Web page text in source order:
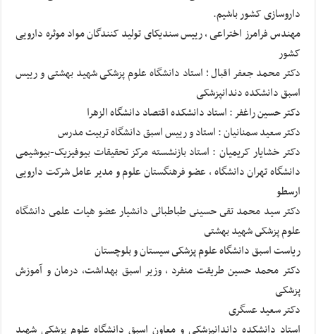
داروسازی کشور باشیم.
مهندس فرامرز اختراعی ، رییس سندیکای تولید کنندگان مواد موثره دارویی
کشور
دکتر محمد جعفر اقبال ؛ استاد دانشگاه علوم پزشکی شهید بهشتی و رییس
اسبق دانشکده دندانپزشکی
دکتر حسین راغفر : استاد دانشکده اقتصاد دانشگاه الزهرا
دکتر سعید سمنانیان : استاد و رییس اسبق دانشگاه تربیت مدرس
دکتر خشایار کریمیان : استاد بازنشسته مرکز تحقیقات بیوفیزیک-بیوشیمی
دانشگاه تهران دانشگاه ، عضو فرهنگستان علوم و مدیر عامل شرکت دارویی
ارسطو
دکتر سید محمد تقى حسینى طباطبائى دانشیار عضو هیات علمى دانشگاه
علوم پزشکى شهید بهشتى
ریاست اسبق دانشگاه علوم پزشکى سیستان و بلوچستان
دکتر محمد حسین طریقت منفرد ، وزیر اسبق بهداشت، درمان و آموزش
پزشکی
دکتر سعید عسگری
استاد دانشکده داندانپزشکی و معاون اسبق دانشگاه علوم پزشکی شهید